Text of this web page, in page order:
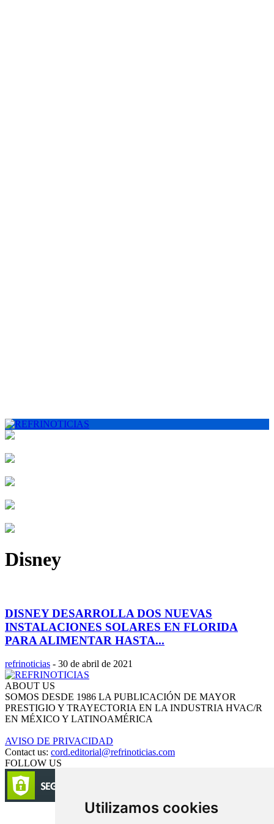
Utilizamos cookies
Disney
DISNEY DESARROLLA DOS NUEVAS
INSTALACIONES SOLARES EN FLORIDA
PARA ALIMENTAR HASTA...
refrinoticias - 30 de abril de 2021
ABOUT US
SOMOS DESDE 1986 LA PUBLICACIÓN DE MAYOR
PRESTIGIO Y TRAYECTORIA EN LA INDUSTRIA HVAC/R
EN MÉXICO Y LATINOAMÉRICA
AVISO DE PRIVACIDAD
Contact us: cord.editorial@refrinoticias.com
FOLLOW US